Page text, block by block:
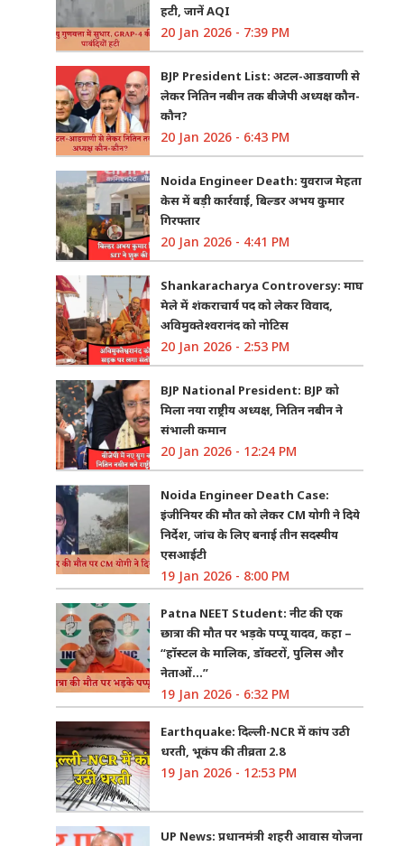
हटी, जानें AQI
20 Jan 2026 - 7:39 PM
BJP President List: अटल-आडवाणी से
लेकर नितिन नबीन तक बीजेपी अध्यक्ष कौन-
कौन?
20 Jan 2026 - 6:43 PM
Noida Engineer Death: युवराज मेहता
केस में बड़ी कार्रवाई, बिल्डर अभय कुमार
गिरफ्तार
20 Jan 2026 - 4:41 PM
Shankaracharya Controversy: माघ
मेले में शंकराचार्य पद को लेकर विवाद,
अविमुक्तेश्वरानंद को नोटिस
20 Jan 2026 - 2:53 PM
BJP National President: BJP को
मिला नया राष्ट्रीय अध्यक्ष, नितिन नबीन ने
संभाली कमान
20 Jan 2026 - 12:24 PM
Noida Engineer Death Case:
इंजीनियर की मौत को लेकर CM योगी ने दिये
निर्देश, जांच के लिए बनाई तीन सदस्यीय
एसआईटी
19 Jan 2026 - 8:00 PM
Patna NEET Student: नीट की एक
छात्रा की मौत पर भड़के पप्पू यादव, कहा –
“हॉस्टल के मालिक, डॉक्टरों, पुलिस और
नेताओं…”
19 Jan 2026 - 6:32 PM
Earthquake: दिल्ली-NCR में कांप उठी
धरती, भूकंप की तीव्रता 2.8
19 Jan 2026 - 12:53 PM
UP News: प्रधानमंत्री शहरी आवास योजना